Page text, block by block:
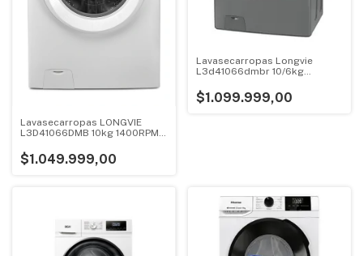
Lavasecarropas LONGVIE
L3D41066DMB 10kg 1400RPM
$1.049.999,00
Lavasecarropas Longvie
L3d41066dmbr 10/6kg
$1.099.999,00